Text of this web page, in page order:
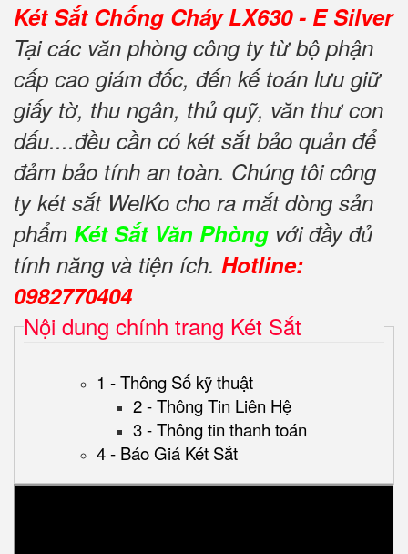
Két Sắt Chống Cháy LX630 - E Silver
Tại các văn phòng công ty từ bộ phận
cấp cao giám đốc, đến kế toán lưu giữ
giấy tờ, thu ngân, thủ quỹ, văn thư con
dấu....đều cần có két sắt bảo quản để
đảm bảo tính an toàn. Chúng tôi công
ty két sắt WelKo cho ra mắt dòng sản
phẩm Két Sắt Văn Phòng với đầy đủ
tính năng và tiện ích. Hotline:
0982770404
Nội dung chính trang Két Sắt
1 - Thông Số kỹ thuật
2 - Thông Tin Liên Hệ
3 - Thông tin thanh toán
4 - Báo Giá Két Sắt